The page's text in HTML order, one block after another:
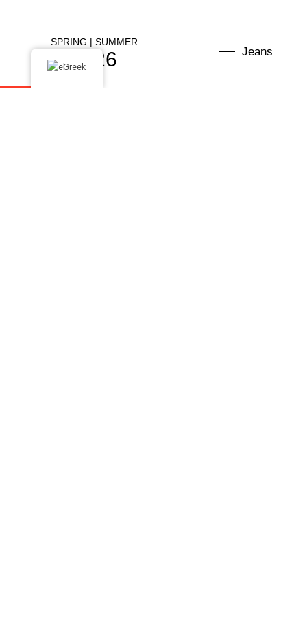
SPRING | SUMMER
2026 Jeans
Greek